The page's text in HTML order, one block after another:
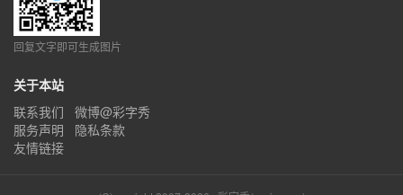
回复文字即可生成图片
关于本站
联系我们
微博@彩字秀
服务声明
隐私条款
友情链接